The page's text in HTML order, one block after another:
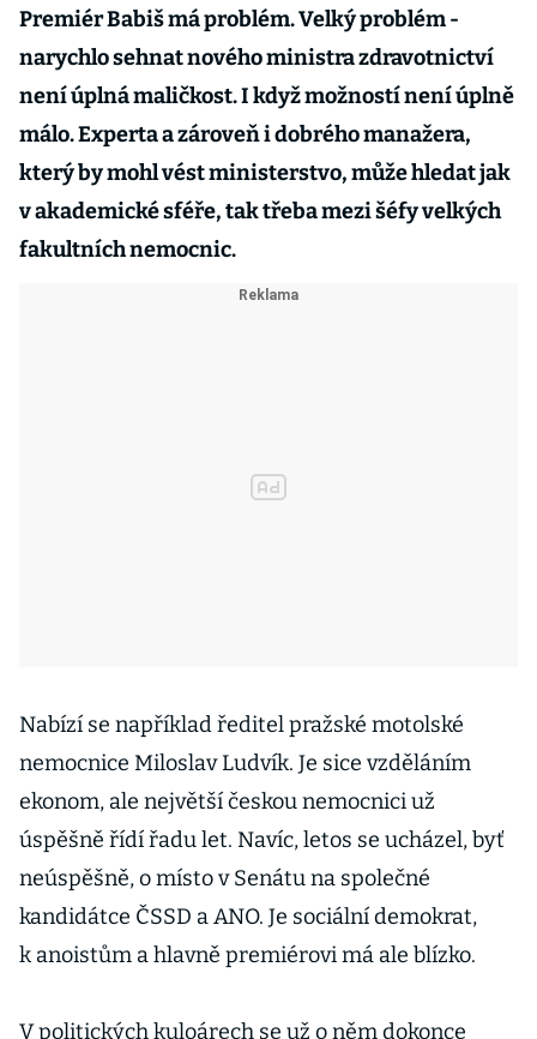
Premiér Babiš má problém. Velký problém -
narychlo sehnat nového ministra zdravotnictví
není úplná maličkost. I když možností není úplně
málo. Experta a zároveň i dobrého manažera,
který by mohl vést ministerstvo, může hledat jak
v akademické sféře, tak třeba mezi šéfy velkých
fakultních nemocnic.
Nabízí se například ředitel pražské motolské
nemocnice Miloslav Ludvík. Je sice vzděláním
ekonom, ale největší českou nemocnici už
úspěšně řídí řadu let. Navíc, letos se ucházel, byť
neúspěšně, o místo v Senátu na společné
kandidátce ČSSD a ANO. Je sociální demokrat,
k anoistům a hlavně premiérovi má ale blízko.
V politických kuloárech se už o něm dokonce